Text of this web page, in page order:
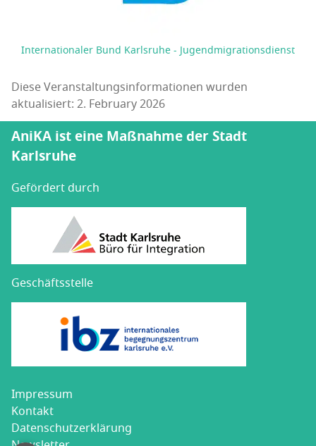
Internationaler Bund Karlsruhe - Jugendmigrationsdienst
Diese Veranstaltungsinformationen wurden
aktualisiert: 2. February 2026
AniKA ist eine Maßnahme der Stadt
Karlsruhe
Gefördert durch
Geschäftsstelle
Impres­sum
Kon­takt
Datenschutz­erklärung